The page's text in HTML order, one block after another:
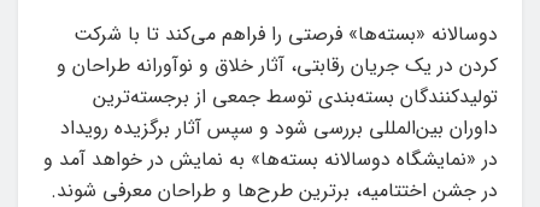
دوسالانه «بسته‌ها» فرصتی را فراهم می‌کند تا با شرکت
کردن در یک جریان رقابتی، آثار خلاق و نوآورانه طراحان و
تولیدکنندگان بسته‌بندی توسط جمعی از برجسته‌ترین
داوران بین‌المللی بررسی شود و سپس آثار برگزیده رویداد
در «نمایشگاه دوسالانه بسته‌ها» به نمایش در خواهد آمد و
در جشن اختتامیه، برترین طرح‌ها و طراحان معرفی شوند.